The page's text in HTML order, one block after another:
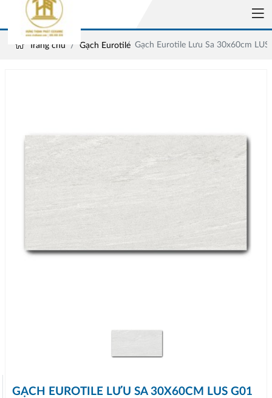
Trang chủ Gạch Eurotile Gạch Eurotile Lưu Sa 30x60cm LUS
GẠCH EUROTILE LƯU SA 30X60CM LUS G01